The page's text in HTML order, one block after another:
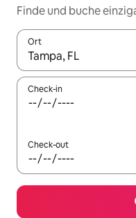
Finde und buche
Ort
Wenn Ergebnisse
Check-in
Check-out